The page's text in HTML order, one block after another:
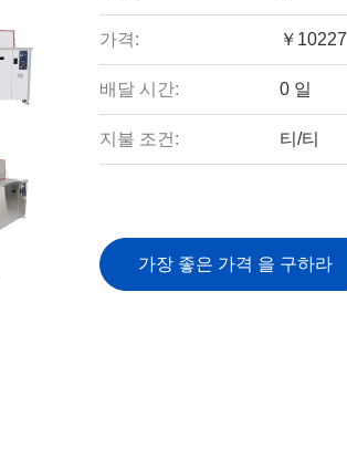
가격: ￥10227
배달 시간: 0 일
지불 조건: 티/티
가장 좋은 가격 을 구하라